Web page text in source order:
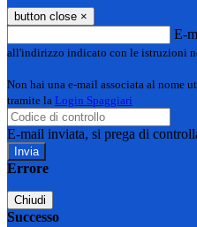
button close ×
E-
all'indirizzo indicato con le istruzioni
Non hai una e-mail associata al nome
tramite la Login Spaggiari
E-mail inviata, si prega di
Errore
Chiudi
Successo